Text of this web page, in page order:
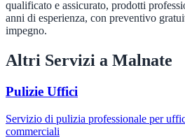
qualificato e assicurato, prodotti
anni di esperienza, con preventivo
impegno.
Altri Servizi a Malnate
Pulizie Uffici
Servizio di pulizia professionale per
commerciali